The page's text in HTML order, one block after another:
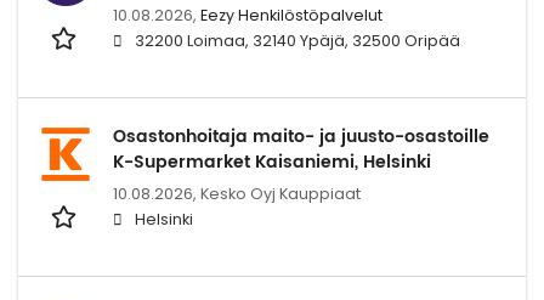
10.08.2026, Eezy Henkilöstöpalvelut
32200 Loimaa, 32140 Ypäjä, 32500 Oripää
Osastonhoitaja maito- ja juusto-osastoille
K-Supermarket Kaisaniemi, Helsinki
10.08.2026, Kesko Oyj Kauppiaat
Helsinki